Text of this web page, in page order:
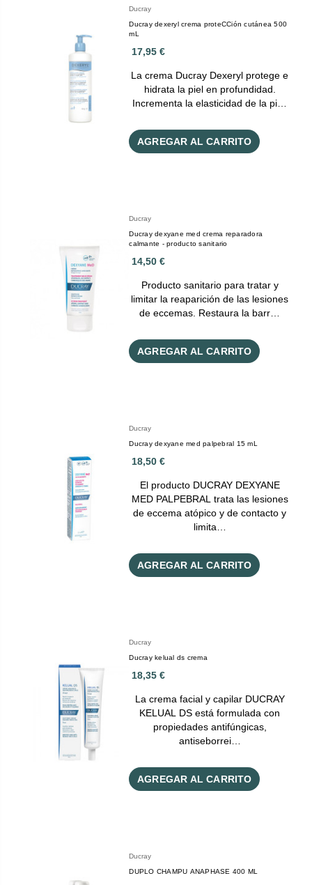
Ducray
Ducray dexeryl crema proteCCión cutánea 500
mL
17,95 €
La crema Ducray Dexeryl protege e
hidrata la piel en profundidad.
Incrementa la elasticidad de la pi…
AGREGAR AL CARRITO
Ducray
Ducray dexyane med crema reparadora
calmante - producto sanitario
14,50 €
Producto sanitario para tratar y
limitar la reaparición de las lesiones
de eccemas. Restaura la barr…
AGREGAR AL CARRITO
Ducray
Ducray dexyane med palpebral 15 mL
18,50 €
El producto DUCRAY DEXYANE
MED PALPEBRAL trata las lesiones
de eccema atópico y de contacto y
limita…
AGREGAR AL CARRITO
Ducray
Ducray kelual ds crema
18,35 €
La crema facial y capilar DUCRAY
KELUAL DS está formulada con
propiedades antifúngicas,
antiseborrei…
AGREGAR AL CARRITO
Ducray
DUPLO CHAMPU ANAPHASE 400 ML